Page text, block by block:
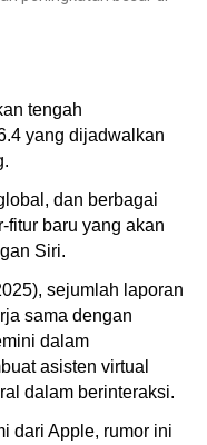
tengah
yang dijadwalkan
dan berbagai
fitur baru yang akan
Siri.
sejumlah laporan
sama dengan
dalam
asisten virtual
dalam berinteraksi.
dari Apple, rumor ini